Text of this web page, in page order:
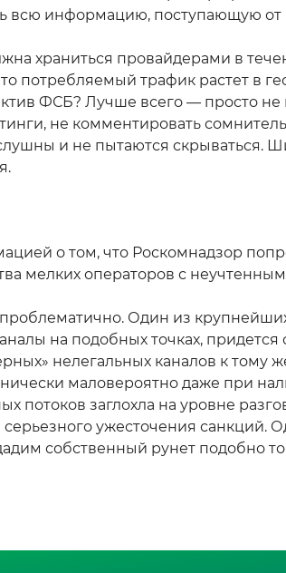
всю информацию, поступающую от
храниться провайдерами в
потребляемый трафик растет в
ФСБ? Лучше всего — просто не
не комментировать
и не пытаются
о том, что Роскомнадзор
мелких операторов с
Один из
на подобных точках,
нелегальных каналов к тому
маловероятно даже при
потоков заглохла на уровне
ужесточения санкций.
собственный рунет подобно